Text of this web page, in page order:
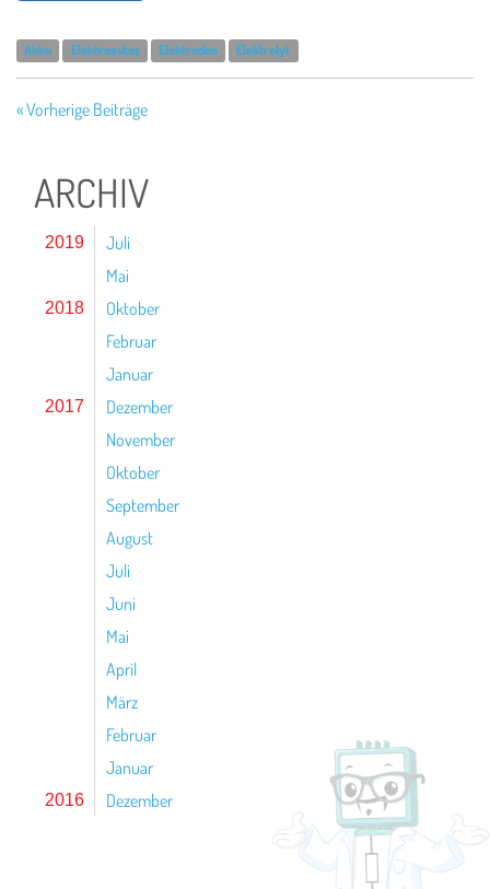
Akku Elektroautos Elektroden Elektrolyt
« Vorherige Beiträge
ARCHIV
2019
Juli
Mai
2018
Oktober
Februar
Januar
2017
Dezember
November
Oktober
September
August
Juli
Juni
Mai
April
März
Februar
Januar
2016 Dezember